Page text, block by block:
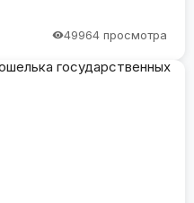
49964 просмотра